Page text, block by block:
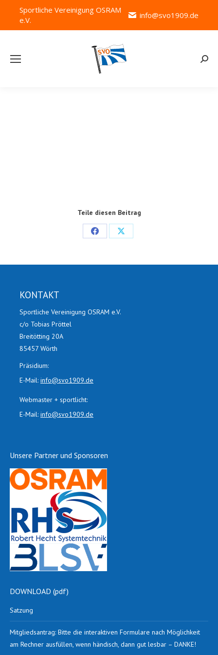
Sportliche Vereinigung OSRAM
e.V.
info@svo1909.de
Teile diesen Beitrag
Share
Facebook
Share
X
KONTAKT
Sportliche Vereinigung OSRAM e.V.
c/o Tobias Pröttel
Breitötting 20A
85457 Wörth
Präsidium:
E-Mail: info@svo1909.de
Webmaster + sportlicht:
E-Mail: info@svo1909.de
Unsere Partner und Sponsoren
DOWNLOAD (pdf)
Satzung
Mitgliedsantrag: Bitte die interaktiven Formulare nach Möglichkeit
am Rechner ausfüllen, wenn händisch, dann gut lesbar – DANKE!